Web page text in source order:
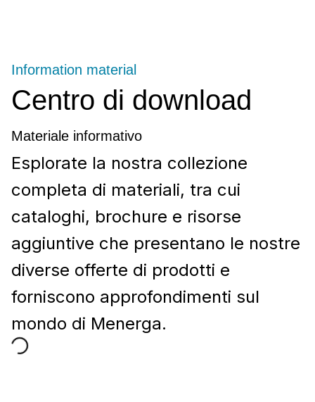
Centro di download
Materiale informativo
Information material
Esplorate la nostra collezione
completa di materiali, tra cui
cataloghi, brochure e risorse
aggiuntive che presentano le nostre
diverse offerte di prodotti e
forniscono approfondimenti sul
mondo di Menerga.